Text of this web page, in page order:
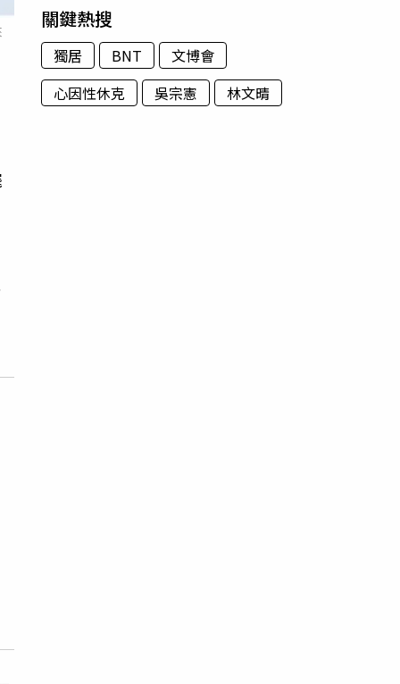
關鍵熱搜
獨居 BNT
文博會
心因性休克
吳宗憲 林文晴